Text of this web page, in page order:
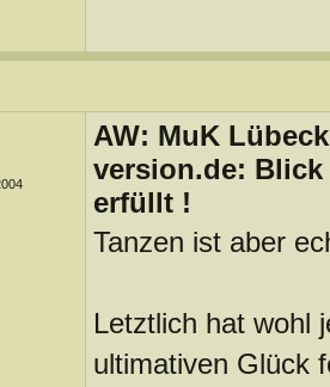
AW: MuK
version.de: Blick
erfüllt !
Tanzen ist aber
Letztlich hat wohl
ultimativen Glück